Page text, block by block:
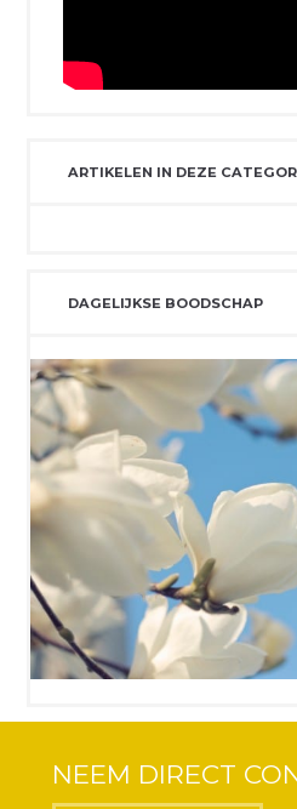
ARTIKELEN IN DEZE
DAGELIJKSE BOODSCHAP
NEEM DIRECT